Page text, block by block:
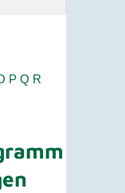
P Q R